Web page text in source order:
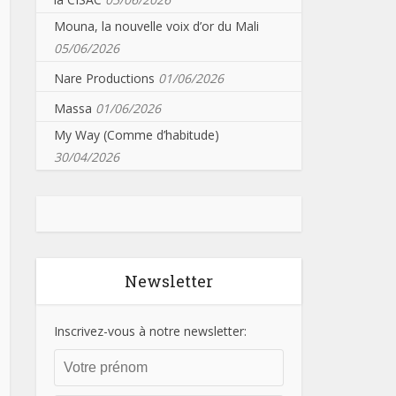
Mouna, la nouvelle voix d’or du Mali
05/06/2026
Nare Productions 01/06/2026
Massa 01/06/2026
My Way (Comme d’habitude)
30/04/2026
Newsletter
Inscrivez-vous à notre newsletter: